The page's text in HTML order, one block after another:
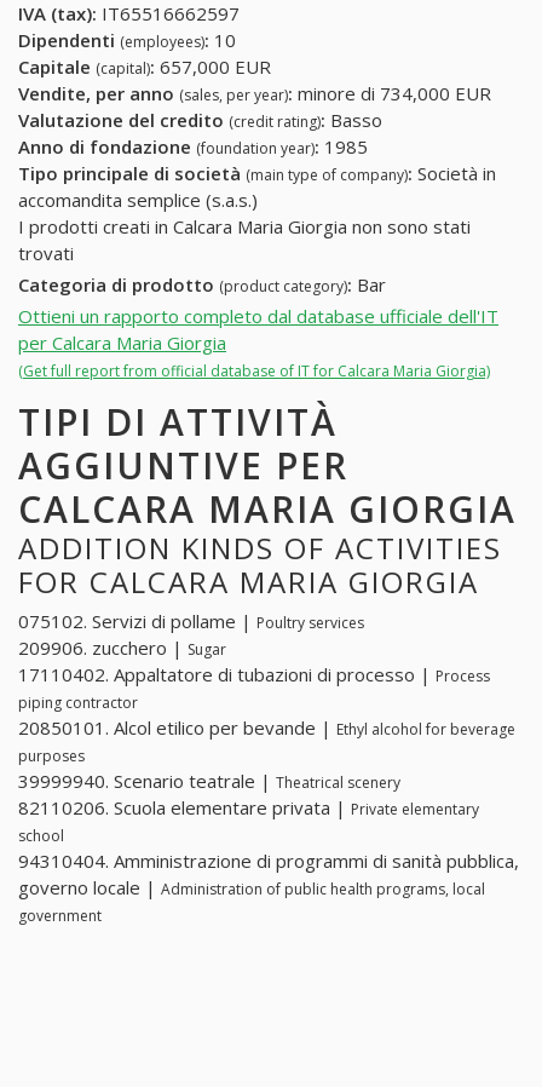
IVA (tax): IT65516662597
Dipendenti (employees): 10
Capitale (capital): 657,000 EUR
Vendite, per anno (sales, per year): minore di 734,000 EUR
Valutazione del credito (credit rating): Basso
Anno di fondazione (foundation year): 1985
Tipo principale di società (main type of company): Società in
accomandita semplice (s.a.s.)
I prodotti creati in Calcara Maria Giorgia non sono stati
trovati
Categoria di prodotto (product category): Bar
Ottieni un rapporto completo dal database ufficiale dell'IT
per Calcara Maria Giorgia
(Get full report from official database of IT for Calcara Maria Giorgia)
TIPI DI ATTIVITÀ
AGGIUNTIVE PER
CALCARA MARIA GIORGIA
ADDITION KINDS OF ACTIVITIES
FOR CALCARA MARIA GIORGIA
075102. Servizi di pollame | Poultry services
209906. zucchero | Sugar
17110402. Appaltatore di tubazioni di processo | Process
piping contractor
20850101. Alcol etilico per bevande | Ethyl alcohol for beverage
purposes
39999940. Scenario teatrale | Theatrical scenery
82110206. Scuola elementare privata | Private elementary
school
94310404. Amministrazione di programmi di sanità pubblica,
governo locale | Administration of public health programs, local
government